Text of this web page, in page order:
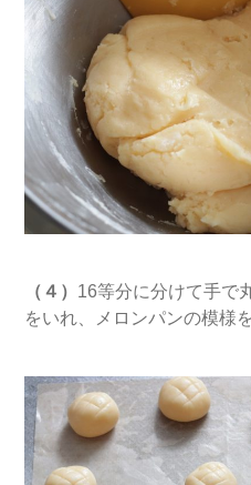
（４） 16等分に分けて手で
をいれ、メロンパンの模様